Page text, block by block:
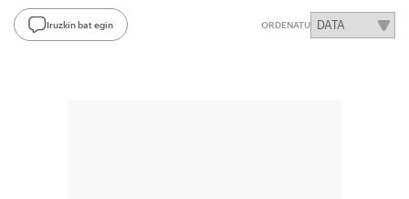
Iruzkin bat egin ORDENATU